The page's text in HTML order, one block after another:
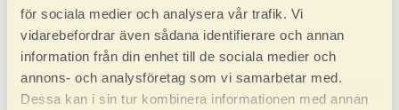
för sociala medier och analysera vår trafik. Vi
vidarebefordrar även sådana identifierare och annan
information från din enhet till de sociala medier och
annons- och analysföretag som vi samarbetar med.
Dessa kan i sin tur kombinera informationen med annan
några dagar för att slutföra ditt köp. Allt för att du
ska känna dig trygg med köpet.